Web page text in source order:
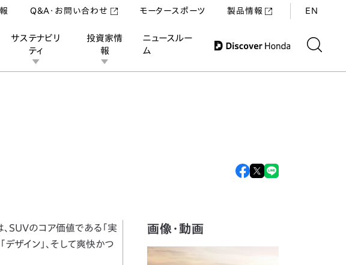
サステナビリ
ティ
投資家情
報
ニュースルー
ム
Q&A・お問い合わせ モータースポーツ 製品情報 EN
SUVのコア価値である「実
ザイン」、そして爽快かつ
画像・動画